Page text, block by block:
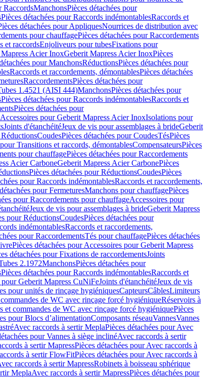
RaccordsManchonsPièces détachées pour
Pièces détachées pour Raccords indémontablesRaccords et
détachées pour AppliquesNourrices de distribution avec
pour chauffagePièces détachées pour Raccordements
et raccordsEnjoliveurs pour tubesFixations pour
Acier InoxGeberit Mapress Acier InoxPièces
pour ManchonsRéductionsPièces détachées pour
Raccords et raccordements, démontablesPièces détachées
RaccordementsPièces détachées pour
1.4521 (AISI 444)ManchonsPièces détachées pour
Pièces détachées pour Raccords indémontablesRaccords et
Pièces détachées pour
pour Geberit Mapress Acier InoxIsolations pour
Joints d'étanchéitéJeux de vis pour assemblages à brideGeberit
CoudesPièces détachées pour CoudesTésPièces
Transitions et raccords, démontablesCompensateursPièces
pour chauffagePièces détachées pour Raccordements
Acier CarboneGeberit Mapress Acier CarbonePièces
Pièces détachées pour RéductionsCoudesPièces
pour Raccords indémontablesRaccords et raccordements,
pour FermeturesManchons pour chauffagePièces
pour Raccordements pour chauffageAccessoires pour
Jeux de vis pour assemblages à brideGeberit Mapress
pour RéductionsCoudesPièces détachées pour
indémontablesRaccords et raccordements,
pour RaccordementsTés pour chauffagePièces détachées
Pièces détachées pour Accessoires pour Geberit Mapress
détachées pour Fixations de raccordementsJoints
2.1972ManchonsPièces détachées pour
Pièces détachées pour Raccords indémontablesRaccords et
pour Geberit Mapress CuNiFeJoints d'étanchéitéJeux de vis
pour unités de rinçage hygiéniquesCapteursCâblesLimiteurs
de WC avec rinçage forcé hygiéniqueRéservoirs à
et commandes de WC avec rinçage forcé hygiéniquePièces
pour Blocs d’alimentationComposants réseauVannesVannes
Avec raccords à sertir MeplaPièces détachées pour Avec
pour Vannes à siège inclinéAvec raccords à sertir
à sertir MapressPièces détachées pour Avec raccords à
à sertir FlowFitPièces détachées pour Avec raccords à
raccords à sertir MapressRobinets à boisseau sphérique
MeplaAvec raccords à sertir MapressPièces détachées pour